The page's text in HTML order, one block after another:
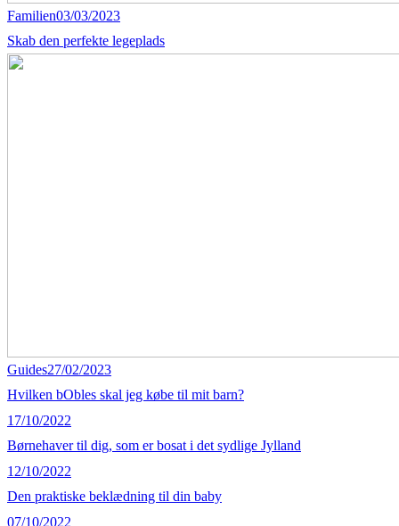
Familien03/03/2023
Skab den perfekte legeplads
Guides27/02/2023
Hvilken bObles skal jeg købe til mit barn?
17/10/2022
Børnehaver til dig, som er bosat i det sydlige Jylland
12/10/2022
Den praktiske beklædning til din baby
07/10/2022